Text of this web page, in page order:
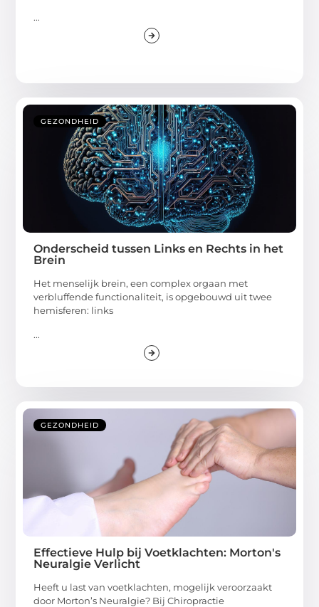
...
GEZONDHEID
Onderscheid tussen Links en Rechts in het
Brein
Het menselijk brein, een complex orgaan met
verbluffende functionaliteit, is opgebouwd uit twee
hemisferen: links
...
GEZONDHEID
Effectieve Hulp bij Voetklachten: Morton's
Neuralgie Verlicht
Heeft u last van voetklachten, mogelijk veroorzaakt
door Morton’s Neuralgie? Bij Chiropractie